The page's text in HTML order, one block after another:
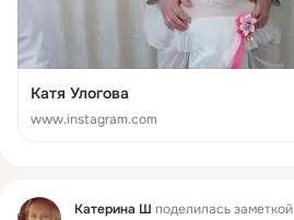
Катя Улогова
www.instagram.com
Фид Катерина Ш поделилась заметкой